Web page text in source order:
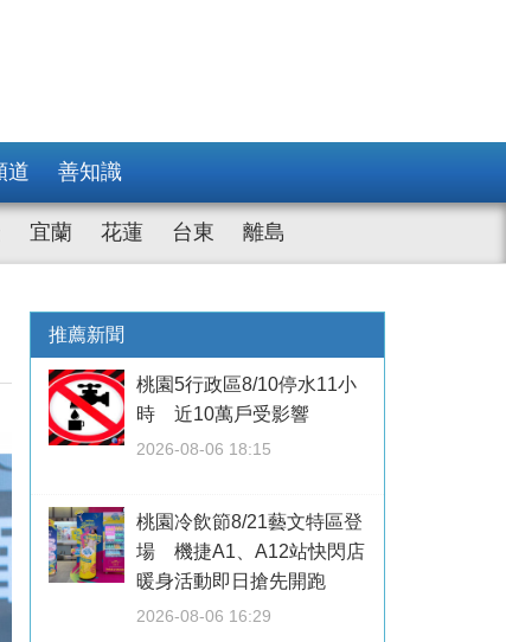
道 善知識
宜蘭 花蓮 台東 離島
推薦新聞
桃園5行政區8/10停水11小
時 近10萬戶受影響
2026-08-06 18:15
桃園冷飲節8/21藝文特區登
場 機捷A1、A12站快閃店
暖身活動即日搶先開跑
2026-08-06 16:29